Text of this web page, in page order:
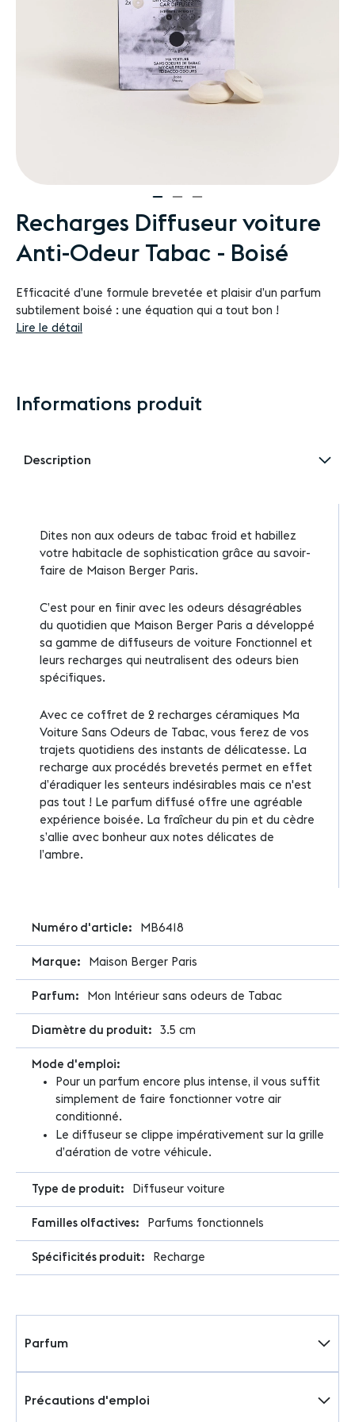
Passer
au
début
la
Galerie
d’images
Recharges Diffuseur voiture
Anti-Odeur Tabac - Boisé
Efficacité d’une formule brevetée et plaisir d’un parfum
subtilement boisé : une équation qui a tout bon !
Lire le détail
Informations produit
Description
Dites non aux odeurs de tabac froid et habillez
votre habitacle de sophistication grâce au savoir-
faire de Maison Berger Paris.
C’est pour en finir avec les odeurs désagréables
du quotidien que Maison Berger Paris a développé
sa gamme de diffuseurs de voiture Fonctionnel et
leurs recharges qui neutralisent des odeurs bien
spécifiques.
Avec ce coffret de 2 recharges céramiques Ma
Voiture Sans Odeurs de Tabac, vous ferez de vos
trajets quotidiens des instants de délicatesse. La
recharge aux procédés brevetés permet en effet
d’éradiquer les senteurs indésirables mais ce n'est
pas tout ! Le parfum diffusé offre une agréable
expérience boisée. La fraîcheur du pin et du cèdre
s’allie avec bonheur aux notes délicates de
l’ambre.
MB6418
Maison Berger Paris
Mon Intérieur sans odeurs de Tabac
3.5 cm
Pour un parfum encore plus intense, il vous suffit
simplement de faire fonctionner votre air
conditionné.
Le diffuseur se clippe impérativement sur la grille
d’aération de votre véhicule.
Diffuseur voiture
Parfums fonctionnels
Recharge
Parfum
Précautions d'emploi